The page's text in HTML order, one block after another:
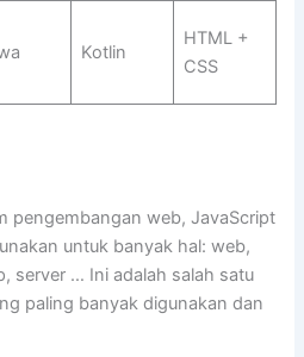
Kotlin
HTML +
CSS
pengembangan web, JavaScript
untuk banyak hal: web,
server … Ini adalah salah satu
paling banyak digunakan dan